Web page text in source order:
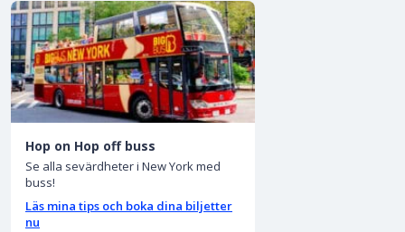
Hop on Hop off buss
Se alla sevärdheter i New York med
buss!
Läs mina tips och boka dina biljetter
nu